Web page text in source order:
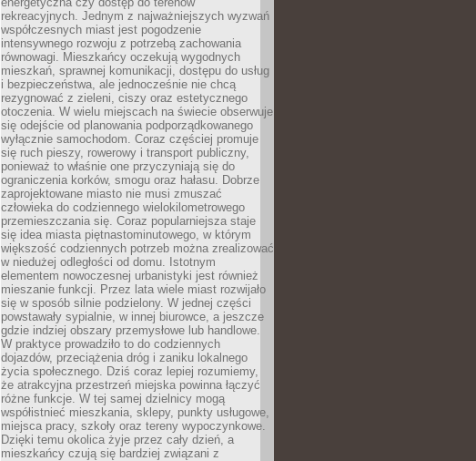
rekreacyjnych. Jednym z najważniejszych wyzwań
współczesnych miast jest pogodzenie
intensywnego rozwoju z potrzebą zachowania
równowagi. Mieszkańcy oczekują wygodnych
mieszkań, sprawnej komunikacji, dostępu do usług
i bezpieczeństwa, ale jednocześnie nie chcą
rezygnować z zieleni, ciszy oraz estetycznego
otoczenia. W wielu miejscach na świecie obserwuje
się odejście od planowania podporządkowanego
wyłącznie samochodom. Coraz częściej promuje
się ruch pieszy, rowerowy i transport publiczny,
ponieważ to właśnie one przyczyniają się do
ograniczenia korków, smogu oraz hałasu. Dobrze
zaprojektowane miasto nie musi zmuszać
człowieka do codziennego wielokilometrowego
przemieszczania się. Coraz popularniejsza staje
się idea miasta piętnastominutowego, w którym
większość codziennych potrzeb można zrealizować
w niedużej odległości od domu. Istotnym
elementem nowoczesnej urbanistyki jest również
mieszanie funkcji. Przez lata wiele miast rozwijało
się w sposób silnie podzielony. W jednej części
powstawały sypialnie, w innej biurowce, a jeszcze
gdzie indziej obszary przemysłowe lub handlowe.
W praktyce prowadziło to do codziennych
dojazdów, przeciążenia dróg i zaniku lokalnego
życia społecznego. Dziś coraz lepiej rozumiemy,
że atrakcyjna przestrzeń miejska powinna łączyć
różne funkcje. W tej samej dzielnicy mogą
współistnieć mieszkania, sklepy, punkty usługowe,
miejsca pracy, szkoły oraz tereny wypoczynkowe.
Dzięki temu okolica żyje przez cały dzień, a
mieszkańcy czują się bardziej związani z